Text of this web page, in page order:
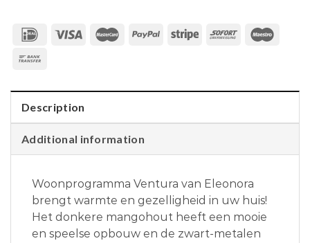
Description
Additional information
Woonprogramma Ventura van Eleonora
brengt warmte en gezelligheid in uw huis!
Het donkere mangohout heeft een mooie
en speelse opbouw en de zwart-metalen